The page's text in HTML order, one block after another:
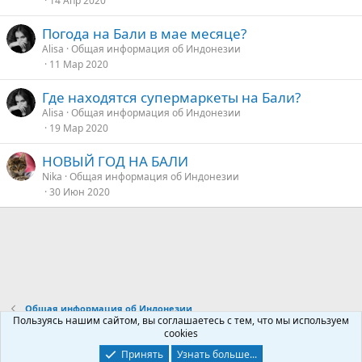
Погода на Бали в мае месяце?
Alisa Общая информация об Индонезии
11 Мар 2020
Где находятся супермаркеты на Бали?
Alisa Общая информация об Индонезии
19 Мар 2020
НОВЫЙ ГОД НА БАЛИ
Nika Общая информация об Индонезии
30 Июн 2020
Общая информация об Индонезии
Условия и правила
Политика конфиденциальности
Главная R
Пользуясь нашим сайтом, вы соглашаетесь с тем, что мы используем
cookies
Принять
Узнать больше...